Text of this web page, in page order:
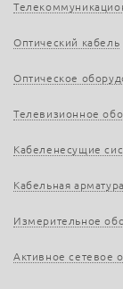
Оптический кабель
Оптическое
Телевизионное
Кабеленесущие
Кабельная арматура
Измерительное
Активное сетевое